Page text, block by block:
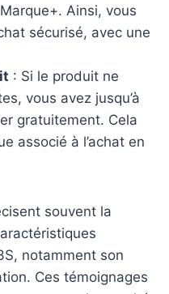
Ainsi, vous
sécurisé, avec une
: Si le produit ne
vous avez jusqu’à
gratuitement. Cela
associé à l’achat en
souvent la
notamment son
Ces témoignages